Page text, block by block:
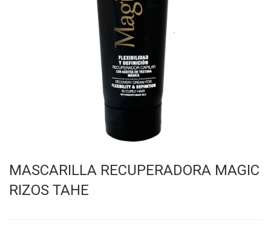
MASCARILLA RECUPERADORA MAGIC
RIZOS TAHE